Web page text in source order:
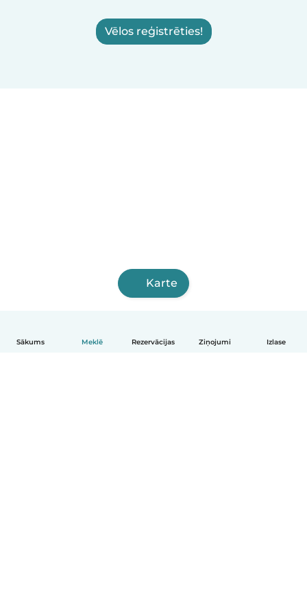
Sākums Meklē Rezervācijas Ziņojumi Izlase
Vēlos reģistrēties!
Karte